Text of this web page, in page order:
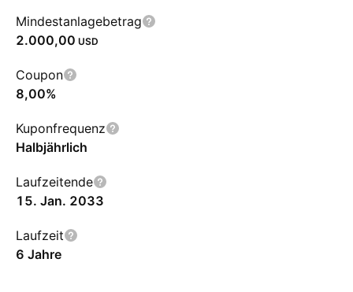
Mindestanlagebetrag
2.000,00 USD
Coupon
8,00%
Kuponfrequenz
Halbjährlich
Laufzeitende
15. Jan. 2033
Laufzeit
6 Jahre